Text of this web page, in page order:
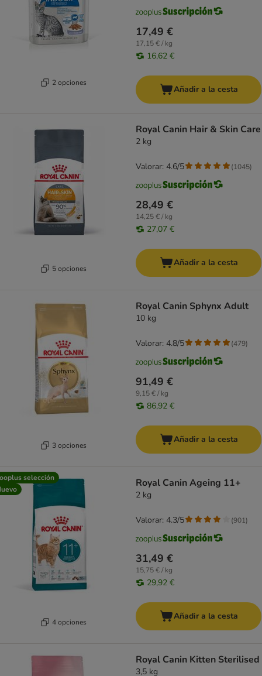
2 opciones
17,49 €
17,15 € / kg
16,62 €
Añadir a la cesta
5 opciones
Royal Canin Hair & Skin Care
2 kg
28,49 €
14,25 € / kg
27,07 €
Valorar: 4.6/5 (1045)
Añadir a la cesta
3 opciones
Royal Canin Sphynx Adult
10 kg
91,49 €
9,15 € / kg
86,92 €
Valorar: 4.8/5 (479)
Añadir a la cesta
selección
4 opciones
Royal Canin Ageing 11+
2 kg
31,49 €
15,75 € / kg
29,92 €
Valorar: 4.3/5 (901)
Añadir a la cesta
Royal Canin Kitten Sterilised
3,5 kg